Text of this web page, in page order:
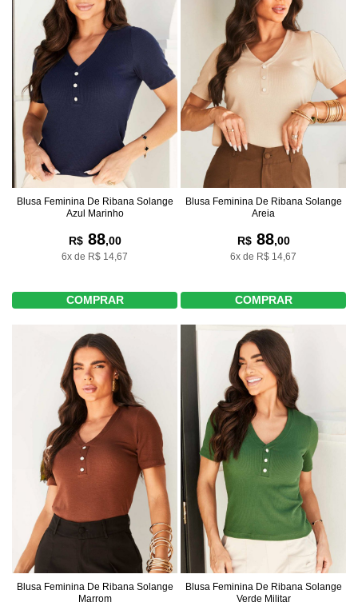
Blusa Feminina De Ribana Solange
Azul Marinho
R$88,00
6x de R$ 14,67
COMPRAR
Blusa Feminina De Ribana Solange
Areia
R$88,00
6x de R$ 14,67
COMPRAR
Blusa Feminina De Ribana Solange
Marrom
Blusa Feminina De Ribana Solange
Verde Militar